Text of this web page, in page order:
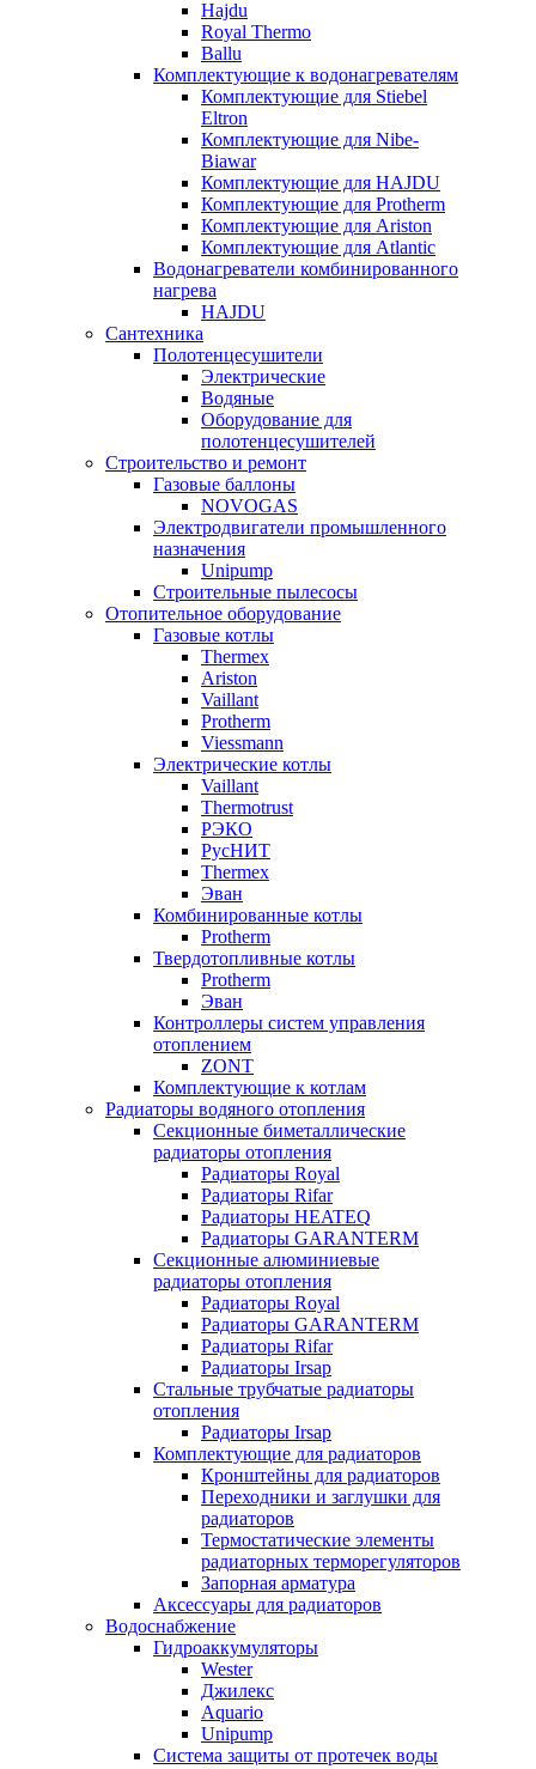
Hajdu
Royal Thermo
Ballu
Комплектующие к водонагревателям
Комплектующие для Stiebel
Eltron
Комплектующие для Nibe-
Biawar
Комплектующие для HAJDU
Комплектующие для Protherm
Комплектующие для Ariston
Комплектующие для Atlantic
Водонагреватели комбинированного
нагрева
HAJDU
Сантехника
Полотенцесушители
Электрические
Водяные
Оборудование для
полотенцесушителей
Строительство и ремонт
Газовые баллоны
NOVOGAS
Электродвигатели промышленного
назначения
Unipump
Строительные пылесосы
Отопительное оборудование
Газовые котлы
Thermex
Ariston
Vaillant
Protherm
Viessmann
Электрические котлы
Vaillant
Thermotrust
РЭКО
РусНИТ
Thermex
Эван
Комбинированные котлы
Protherm
Твердотопливные котлы
Protherm
Эван
Контроллеры систем управления
отоплением
ZONT
Комплектующие к котлам
Радиаторы водяного отопления
Секционные биметаллические
радиаторы отопления
Радиаторы Royal
Радиаторы Rifar
Радиаторы HEATEQ
Радиаторы GARANTERM
Секционные алюминиевые
радиаторы отопления
Радиаторы Royal
Радиаторы GARANTERM
Радиаторы Rifar
Радиаторы Irsap
Стальные трубчатые радиаторы
отопления
Радиаторы Irsap
Комплектующие для радиаторов
Кронштейны для радиаторов
Переходники и заглушки для
радиаторов
Термостатические элементы
радиаторных терморегуляторов
Запорная арматура
Аксессуары для радиаторов
Водоснабжение
Гидроаккумуляторы
Wester
Джилекс
Aquario
Unipump
Система защиты от протечек воды